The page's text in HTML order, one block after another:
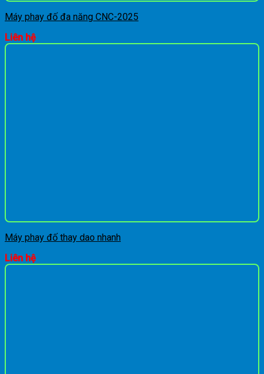
Máy phay đố đa năng CNC-2025
Liên hệ
Máy phay đố thay dao nhanh
Liên hệ